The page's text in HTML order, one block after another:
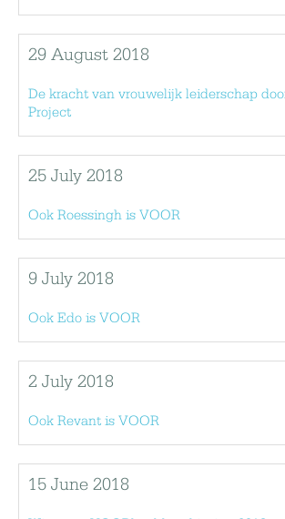
29 August 2018
De kracht van vrouwelijk leiderschap
Project
25 July 2018
Ook Roessingh is VOOR
9 July 2018
Ook Edo is VOOR
2 July 2018
Ook Revant is VOOR
15 June 2018